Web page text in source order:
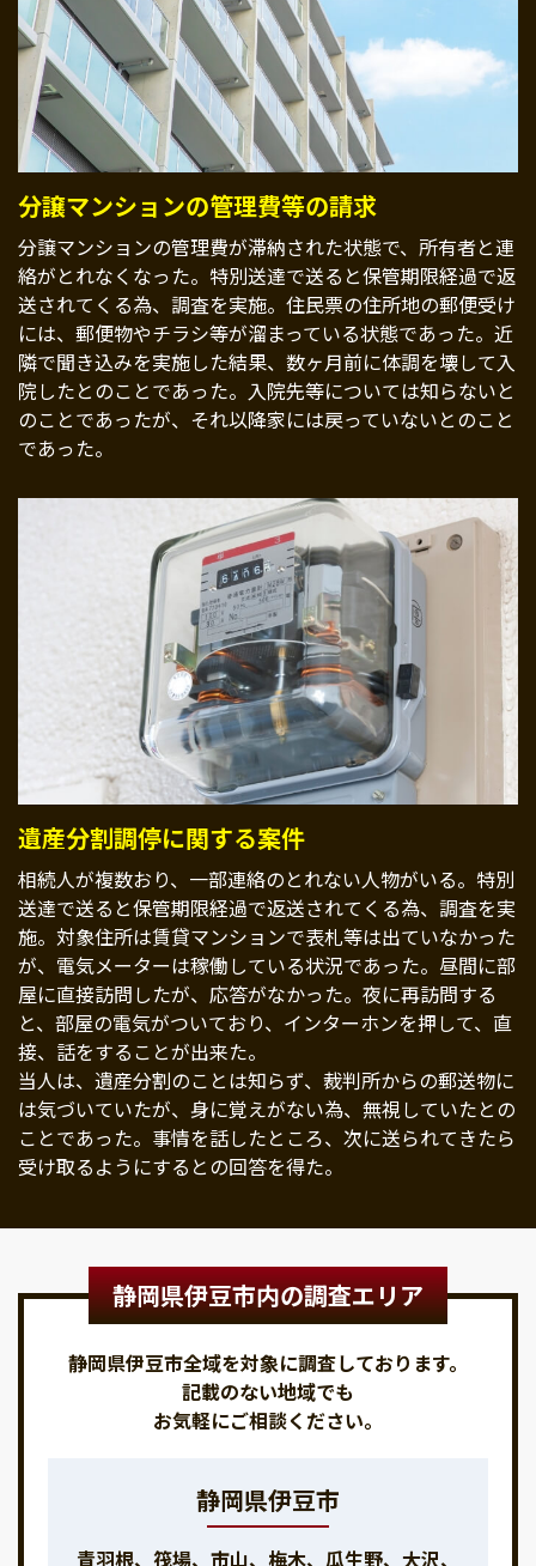
分譲マンションの管理費等の請求
分譲マンションの管理費が滞納された状態で、所有者と連
絡がとれなくなった。特別送達で送ると保管期限経過で返
送されてくる為、調査を実施。住民票の住所地の郵便受け
には、郵便物やチラシ等が溜まっている状態であった。近
隣で聞き込みを実施した結果、数ヶ月前に体調を壊して入
院したとのことであった。入院先等については知らないと
のことであったが、それ以降家には戻っていないとのこと
であった。
遺産分割調停に関する案件
相続人が複数おり、一部連絡のとれない人物がいる。特別
送達で送ると保管期限経過で返送されてくる為、調査を実
施。対象住所は賃貸マンションで表札等は出ていなかった
が、電気メーターは稼働している状況であった。昼間に部
屋に直接訪問したが、応答がなかった。夜に再訪問する
と、部屋の電気がついており、インターホンを押して、直
接、話をすることが出来た。
当人は、遺産分割のことは知らず、裁判所からの郵送物に
は気づいていたが、身に覚えがない為、無視していたとの
ことであった。事情を話したところ、次に送られてきたら
受け取るようにするとの回答を得た。
静岡県伊豆市内の調査エリア
静岡県伊豆市全域を対象に調査しております。
記載のない地域でも
お気軽にご相談ください。
静岡県伊豆市
青羽根、筏場、市山、梅木、瓜生野、大沢、